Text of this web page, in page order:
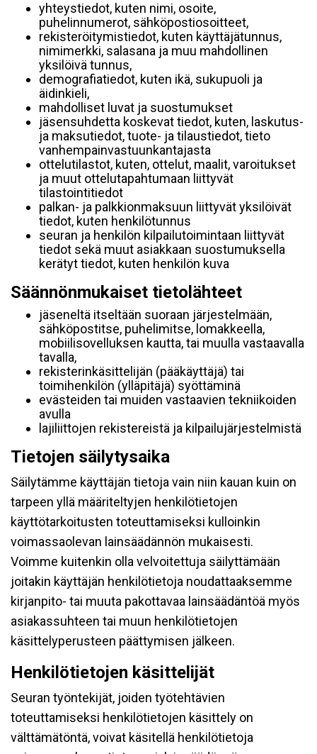
yhteystiedot, kuten nimi, osoite,
puhelinnumerot, sähköpostiosoitteet,
rekisteröitymistiedot, kuten käyttäjätunnus,
nimimerkki, salasana ja muu mahdollinen
yksilöivä tunnus,
demografiatiedot, kuten ikä, sukupuoli ja
äidinkieli,
mahdolliset luvat ja suostumukset
jäsensuhdetta koskevat tiedot, kuten, laskutus-
ja maksutiedot, tuote- ja tilaustiedot, tieto
vanhempainvastuunkantajasta
ottelutilastot, kuten, ottelut, maalit, varoitukset
ja muut ottelutapahtumaan liittyvät
tilastointitiedot
palkan- ja palkkionmaksuun liittyvät yksilöivät
tiedot, kuten henkilötunnus
seuran ja henkilön kilpailutoimintaan liittyvät
tiedot sekä muut asiakkaan suostumuksella
kerätyt tiedot, kuten henkilön kuva
Säännönmukaiset tietolähteet
jäseneltä itseltään suoraan järjestelmään,
sähköpostitse, puhelimitse, lomakkeella,
mobiilisovelluksen kautta, tai muulla vastaavalla
tavalla,
rekisterinkäsittelijän (pääkäyttäjä) tai
toimihenkilön (ylläpitäjä) syöttäminä
evästeiden tai muiden vastaavien tekniikoiden
avulla
lajiliittojen rekistereistä ja kilpailujärjestelmistä
Tietojen säilytysaika
Säilytämme käyttäjän tietoja vain niin kauan kuin on
tarpeen yllä määriteltyjen henkilötietojen
käyttötarkoitusten toteuttamiseksi kulloinkin
voimassaolevan lainsäädännön mukaisesti.
Voimme kuitenkin olla velvoitettuja säilyttämään
joitakin käyttäjän henkilötietoja noudattaaksemme
kirjanpito- tai muuta pakottavaa lainsäädäntöä myös
asiakassuhteen tai muun henkilötietojen
käsittelyperusteen päättymisen jälkeen.
Henkilötietojen käsittelijät
Seuran työntekijät, joiden työtehtävien
toteuttamiseksi henkilötietojen käsittely on
välttämätöntä, voivat käsitellä henkilötietoja